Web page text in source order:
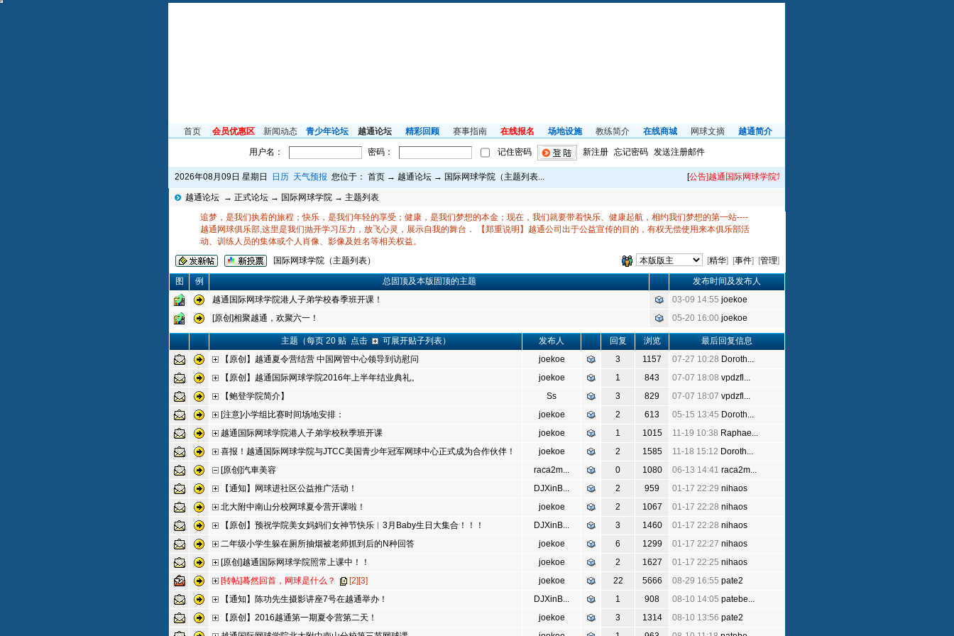
首页 会员优惠区 新闻动态 青少年论坛 越通论坛 精彩回顾 赛事指南 在线报名 场地设施 教练简介 在线商城 网球文摘 越通简介
用户名： 密码： 记住密码 新注册 忘记密码 发送注册邮件
2026年08月09日 星期日 日历 天气预报 您位于： 首页 → 越通论坛 → 国际网球学院（主题列表... 公告]越通国际网球学院常年招生！电话33385696！
越通论坛 → 正式论坛 → 国际网球学院 → 主题列表
追梦，是我们执着的旅程；快乐，是我们年轻的享受；健康，是我们梦想的本金；现在，我们就要带着快乐、健康起航，相约我们梦想的第一站----
越通网球俱乐部,这里是我们抛开学习压力，放飞心灵，展示自我的舞台． 【郑重说明】越通公司出于公益宣传的目的，有权无偿使用来本俱乐部活
动、训练人员的集体或个人肖像、影像及姓名等相关权益。
国际网球学院（主题列表）
[精华] [事件] [管理]
图 例 总固顶及本版固顶的主题
发布时间及发布人
越通国际网球学院港人子弟学校春季班开课！
03-09 14:55 joekoe
[原创]相聚越通，欢聚六一！
05-20 16:00 joekoe
主题（每页 20 贴 点击 可展开贴子列表） 发布人 回复 浏览
最后回复信息
【原创】越通夏令营结营 中国网管中心领导到访慰问
joekoe 3 1157 07-27 10:28 Doroth...
【原创】越通国际网球学院2016年上半年结业典礼。
joekoe 1 843 07-07 18:08 vpdzfl...
【鲍登学院简介】
Ss 3 829 07-07 18:07 vpdzfl...
[注意]小学组比赛时间场地安排：
joekoe 2 613 05-15 13:45 Doroth...
越通国际网球学院港人子弟学校秋季班开课
joekoe 1 1015 11-19 10:38 Raphae...
喜报！越通国际网球学院与JTCC美国青少年冠军网球中心正式成为合作伙伴！
joekoe 2 1585 11-18 15:12 Doroth...
[原创]汽車美容
raca2m... 0 1080 06-13 14:41 raca2m...
【通知】网球进社区公益推广活动！
DJXinB... 2 959 01-17 22:29 nihaos
北大附中南山分校网球夏令营开课啦！
joekoe 2 1067 01-17 22:28 nihaos
【原创】预祝学院美女妈妈们女神节快乐︱3月Baby生日大集合！！！
DJXinB... 3 1460 01-17 22:28 nihaos
二年级小学生躲在厕所抽烟被老师抓到后的N种回答
joekoe 6 1299 01-17 22:27 nihaos
[原创]越通国际网球学院照常上课中！！
joekoe 2 1627 01-17 22:25 nihaos
[转帖]蓦然回首，网球是什么？
[2] [3] joekoe 22 5666 08-29 16:55 pate2
【通知】陈功先生摄影讲座7号在越通举办！
DJXinB... 1 908 08-10 14:05 patebe...
【原创】2016越通第一期夏令营第二天！
joekoe 3 1314 08-10 13:56 pate2